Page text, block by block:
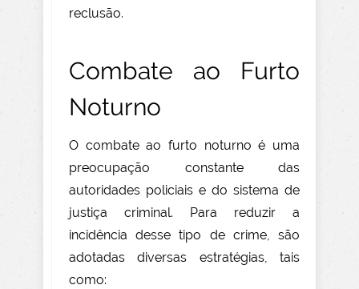
reclusão.
Combate ao Furto
Noturno
O combate ao furto noturno é uma
preocupação constante das
autoridades policiais e do sistema de
justiça criminal. Para reduzir a
incidência desse tipo de crime, são
adotadas diversas estratégias, tais
como: